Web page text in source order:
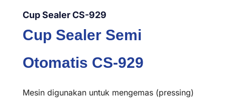
Cup Sealer CS-929
Cup Sealer Semi
Otomatis CS-929
Mesin digunakan untuk mengemas (pressing)